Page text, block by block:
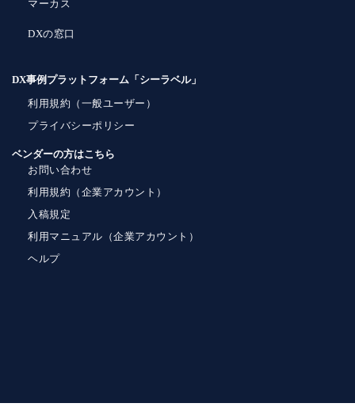
マーカス
DXの窓口
DX事例プラットフォーム「シーラベル」
利用規約（一般ユーザー）
プライバシーポリシー
ベンダーの方はこちら
お問い合わせ
利用規約（企業アカウント）
入稿規定
利用マニュアル（企業アカウント）
ヘルプ